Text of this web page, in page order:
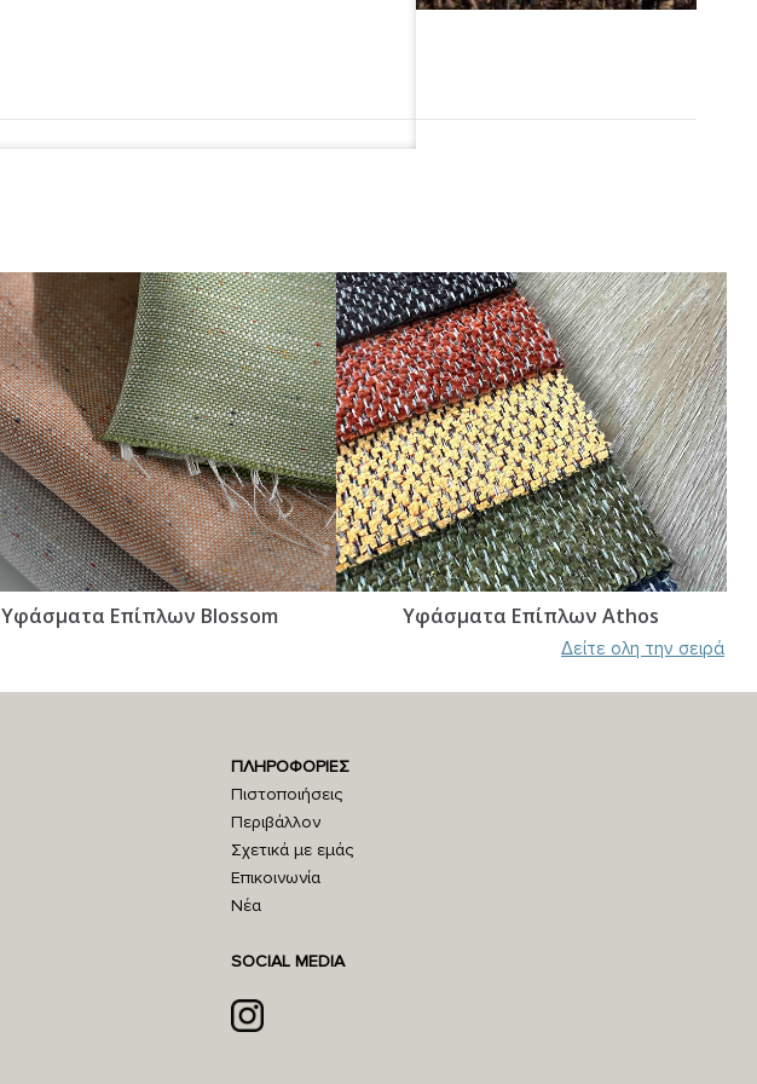
Υφάσματα Επίπλων Blossom Υφάσματα Επίπλων Athos
Δείτε ολη την σειρά
ΠΛΗΡΟΦΟΡΙΕΣ
Πιστοποιήσεις
Περιβάλλον
Σχετικά με εμάς
Επικοινωνία
Νέα
SOCIAL MEDIA